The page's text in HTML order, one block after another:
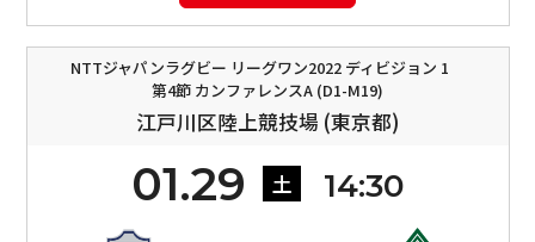
NTTジャパンラグビー リーグワン2022 ディビジョン 1
第4節 カンファレンスA (D1-M19)
江戸川区陸上競技場 (東京都)
01.29 土 14:30